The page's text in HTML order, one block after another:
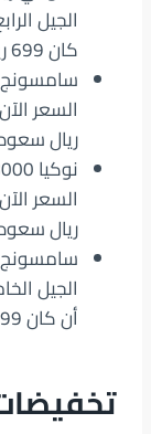
كان 699 ريال سعودي.
ريال
ريال
أن كان 2799 ريال سعودي.